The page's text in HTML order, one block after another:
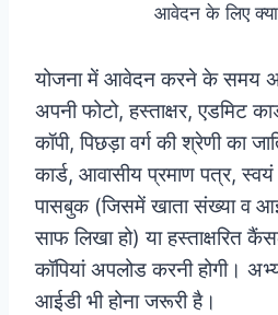
आवेदन के लिए
योजना में आवेदन करने के समय
अपनी फोटो, हस्ताक्षर, एडमिट
कॉपी, पिछड़ा वर्ग की श्रेणी का
कार्ड, आवासीय प्रमाण पत्र,
पासबुक (जिसमें खाता संख्या व
साफ लिखा हो) या हस्ताक्षरित
कॉपियां अपलोड करनी होगी।
आईडी भी होना जरूरी है।